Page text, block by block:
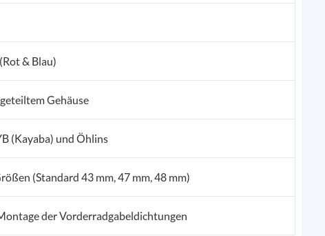
& Blau)
Gehäuse
(Kayaba) und Öhlins
(Standard 43 mm, 47 mm, 48 mm)
der Vorderradgabeldichtungen